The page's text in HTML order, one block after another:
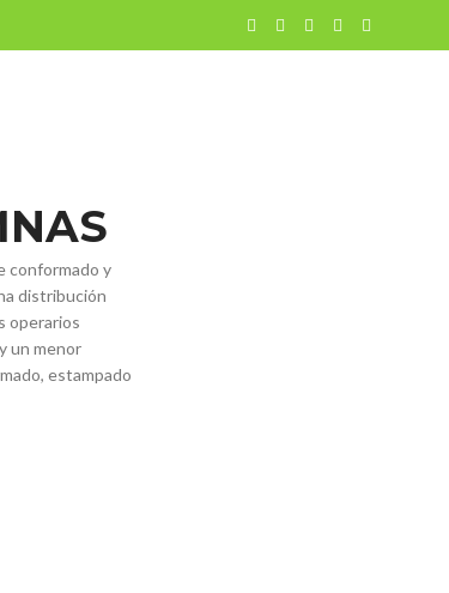
conformado y
distribución
operarios
un menor
estampado